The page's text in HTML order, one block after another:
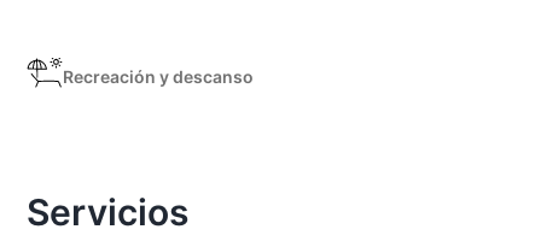
Recreación y descanso
Servicios